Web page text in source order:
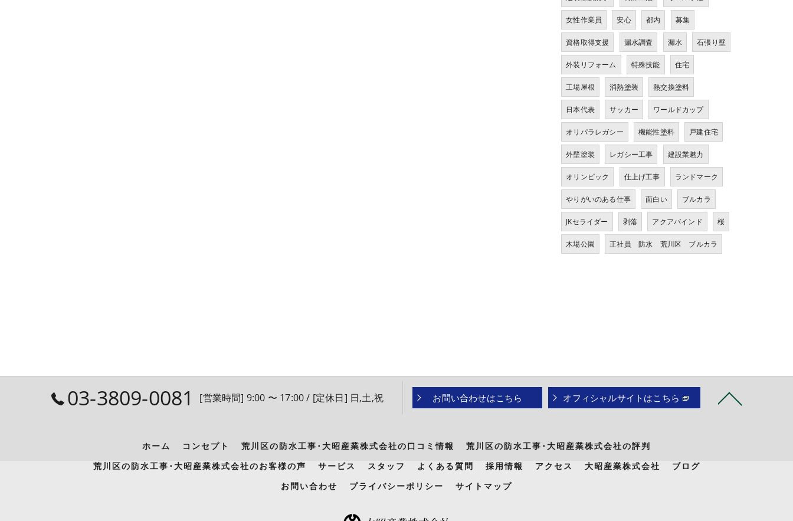
女性作業員 安心 都内 募集
資格取得支援 漏水調査 漏水 石張り壁
外装リフォーム 特殊技能 住宅
工場屋根 消熱塗装 熱交換塗料
日本代表 サッカー ワールドカップ
オリパラレガシー 機能性塗料 戸建住宅
外壁塗装 レガシー工事 建設業魅力
オリンピック 仕上げ工事 ランドマーク
やりがいのある仕事 面白い ブルカラ
JKセライダー 剥落 アクアバインド 桜
木場公園 正社員 防水 荒川区 ブルカラ
03-3809-0081 [営業時間] 9:00 〜 17:00 / [定休日] 日,土,祝 お問い合わせはこちら オフィシャルサイトはこちら
ホーム コンセプト 荒川区の防水工事･大昭産業株式会社の口コミ情報
荒川区の防水工事･大昭産業株式会社の評判
荒川区の防水工事･大昭産業株式会社のお客様の声
サービス スタッフ よくある質問 採用情報 アクセス 大昭産業株式会社
ブログ
お問い合わせ
プライバシーポリシー サイトマップ